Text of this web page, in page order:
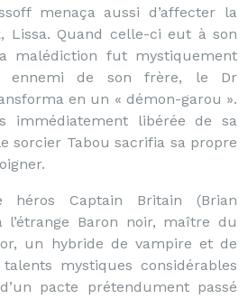
menaça aussi d’affecter la
Quand celle-ci eut à son
malédiction fut mystiquement
ennemi de son frère, le Dr
en un « démon-garou ».
immédiatement libérée de sa
sorcier Tabou sacrifia sa propre
Captain Britain (Brian
l’étrange Baron noir, maître du
un hybride de vampire et de
mystiques considérables
pacte prétendument passé